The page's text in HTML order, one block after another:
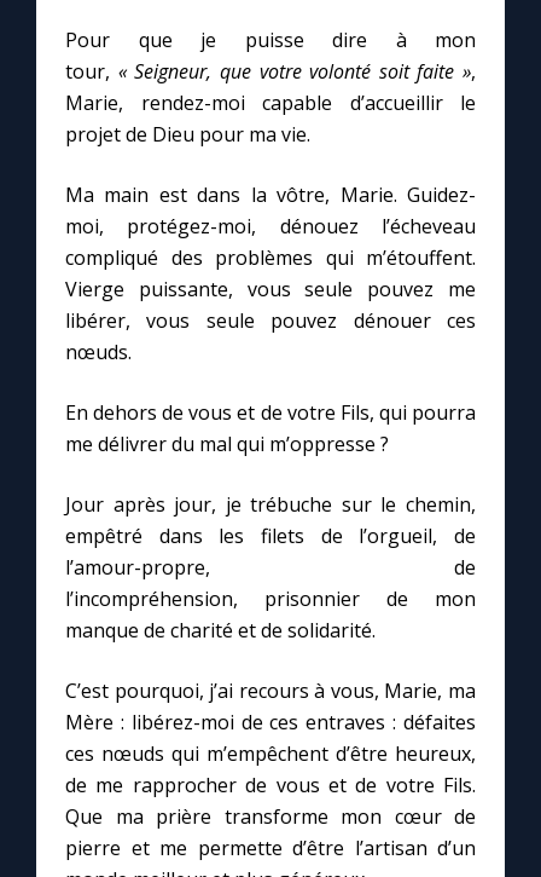
Faire un don
Marie de Nazareth
Pour que je puisse dire à mon
tour, « Seigneur, que votre volonté soit faite »,
Marie, rendez-moi capable d’accueillir le
projet de Dieu pour ma vie.
Ma main est dans la vôtre, Marie. Guidez-
moi, protégez-moi, dénouez l’écheveau
compliqué des problèmes qui m’étouffent.
Vierge puissante, vous seule pouvez me
libérer, vous seule pouvez dénouer ces
nœuds.
En dehors de vous et de votre Fils, qui pourra
me délivrer du mal qui m’oppresse ?
Jour après jour, je trébuche sur le chemin,
empêtré dans les filets de l’orgueil, de
l’amour-propre, de
l’incompréhension, prisonnier de mon
manque de charité et de solidarité.
C’est pourquoi, j’ai recours à vous, Marie, ma
Mère : libérez-moi de ces entraves : défaites
ces nœuds qui m’empêchent d’être heureux,
de me rapprocher de vous et de votre Fils.
Que ma prière transforme mon cœur de
pierre et me permette d’être l’artisan d’un